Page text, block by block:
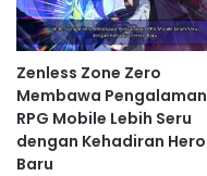
Zenless Zone Zero
Membawa Pengalaman
RPG Mobile Lebih Seru
dengan Kehadiran Hero
Baru